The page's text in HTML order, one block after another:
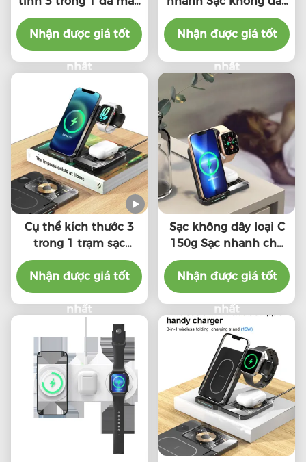
20000Mah Capacity
cao
Nhận được giá tốt
nhất
10W 7.5W 5W Cho
iPhone Apple Watch
Air Pods
Nhận được giá tốt
nhất
Cụ thể kích thước 3
trong 1 trạm sạc
không dây / Pad W /
Cáp loại C
Nhận được giá tốt
nhất
Sạc không dây loại C
150g Sạc nhanh cho
nhiều thiết bị Khoảng
cách sạc 2-8mm
Nhận được giá tốt
nhất